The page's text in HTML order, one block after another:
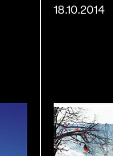
18.10.2014